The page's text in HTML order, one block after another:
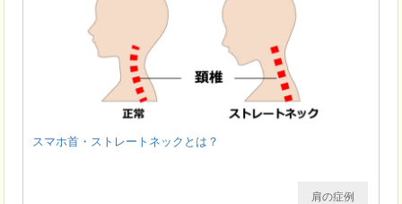
スマホ首・ストレートネックとは？
肩の症例